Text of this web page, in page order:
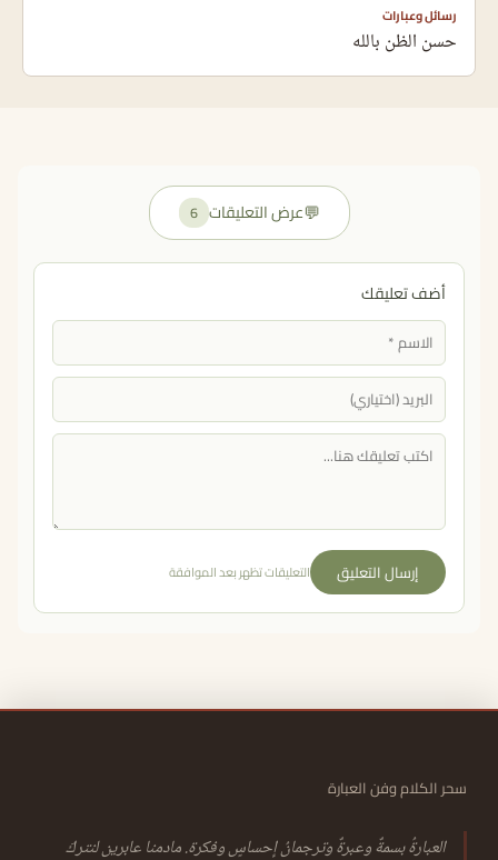
رسائل وعبارات
حسن الظن بالله
💬عرض التعليقات 6
أضف تعليقك
إرسال التعليق التعليقات تظهر بعد الموافقة
سحر الكلام وفن العبارة
العبارةُ بسمةٌ وعبرةٌ وترجمانُ إحساسٍ وفكرة. مادمنا عابرين لنتركَ